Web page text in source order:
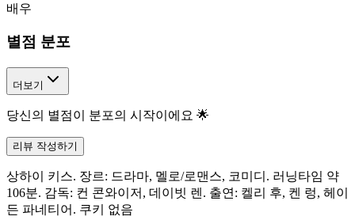
배우
별점 분포
더보기
당신의 별점이 분포의 시작이에요 🌟
리뷰 작성하기
상하이 키스. 장르: 드라마, 멜로/로맨스, 코미디. 러닝타임 약
106분. 감독: 컨 콘와이저, 데이빗 렌. 출연: 켈리 후, 켄 렁, 헤이
든 파네티어. 쿠키 없음